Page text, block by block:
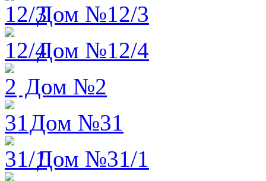
Дом №12/3
Дом №12/4
Дом №2
Дом №31
Дом №31/1